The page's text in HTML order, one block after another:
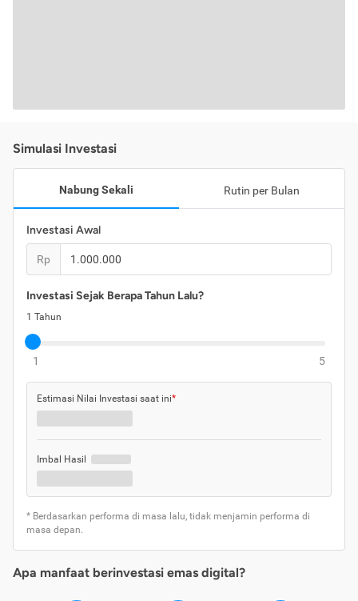
Simulasi Investasi
Nabung Sekali Rutin per Bulan
Investasi Awal
Rp
Investasi Sejak Berapa Tahun Lalu?
1 Tahun
1 5
Estimasi Nilai Investasi saat ini*
Imbal Hasil
* Berdasarkan performa di masa lalu, tidak menjamin performa di
masa depan.
Apa manfaat berinvestasi emas digital?